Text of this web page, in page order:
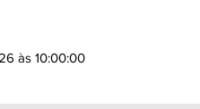
às 10:00:00